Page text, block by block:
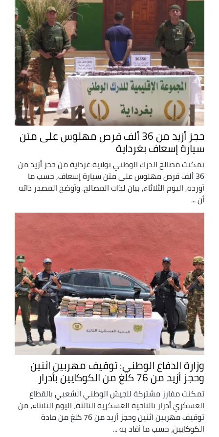
حجز أزيد من 36 ألف قرص مهلوس على متن
سيارة إسعاف بغرداية
تمكنت مصالح الدرك الوطني بولاية غرداية من حجز أزيد من
36 ألف قرص مهلوس على متن سيارة إسعاف, حسب ما
أورده, اليوم الثلاثاء, بيان لذات المصالح. وأوضح المصدر ذاته
أن ...
وزارة الدفاع الوطني: توقيف مهربين اثنين
وحجز أزيد من 76 كلغ من الكوكايين بأدرار
تمكنت مفارز مشتركة للجيش الوطني الشعبي بالقطاع
العسكري أدرار بالناحية العسكرية الثالثة، اليوم الثلاثاء، من
توقيف مهربين اثنين وحجز أزيد من 76 كلغ من مادة
الكوكايين، حسب ما أفاد به ...